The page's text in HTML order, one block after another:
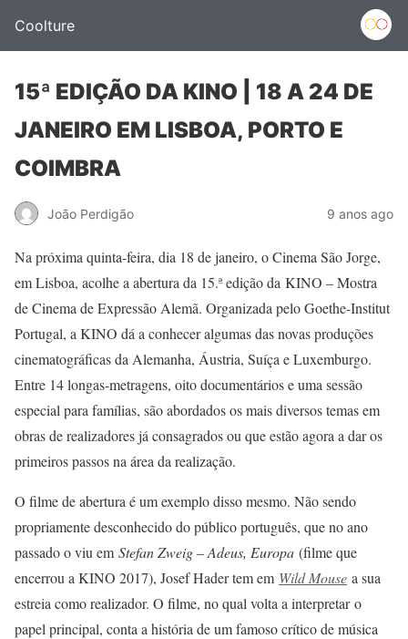
Coolture
15ª EDIÇÃO DA KINO | 18 A 24 DE
JANEIRO EM LISBOA, PORTO E
COIMBRA
João Perdigão 9 anos ago
Na próxima quinta-feira, dia 18 de janeiro, o Cinema São Jorge,
em Lisboa, acolhe a abertura da 15.ª edição da KINO – Mostra
de Cinema de Expressão Alemã. Organizada pelo Goethe-Institut
Portugal, a KINO dá a conhecer algumas das novas produções
cinematográficas da Alemanha, Áustria, Suíça e Luxemburgo.
Entre 14 longas-metragens, oito documentários e uma sessão
especial para famílias, são abordados os mais diversos temas em
obras de realizadores já consagrados ou que estão agora a dar os
primeiros passos na área da realização.
O filme de abertura é um exemplo disso mesmo. Não sendo
propriamente desconhecido do público português, que no ano
passado o viu em Stefan Zweig – Adeus, Europa (filme que
encerrou a KINO 2017), Josef Hader tem em Wild Mouse a sua
estreia como realizador. O filme, no qual volta a interpretar o
papel principal, conta a história de um famoso crítico de música